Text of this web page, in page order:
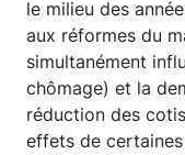
le milieu des
aux réformes du
simultanément
chômage) et la
réduction des
effets de